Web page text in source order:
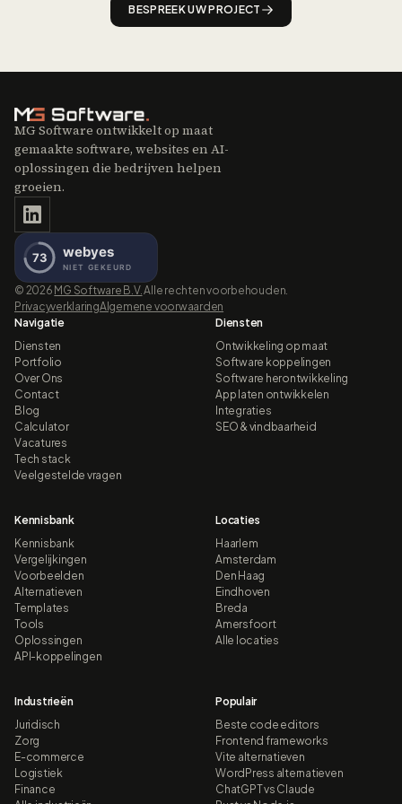
BESPREEK UW PROJECT
MG Software ontwikkelt op maat
gemaakte software, websites en AI-
oplossingen die bedrijven helpen
groeien.
© 2026 MG Software B.V. Alle rechten voorbehouden.
PrivacyverklaringAlgemene voorwaarden
Navigatie
Diensten
Portfolio
Over Ons
Contact
Blog
Calculator
Vacatures
Tech stack
Veelgestelde vragen
Diensten
Ontwikkeling op maat
Software koppelingen
Software herontwikkeling
App laten ontwikkelen
Integraties
SEO & vindbaarheid
Kennisbank
Kennisbank
Vergelijkingen
Voorbeelden
Alternatieven
Templates
Tools
Oplossingen
API-koppelingen
Locaties
Haarlem
Amsterdam
Den Haag
Eindhoven
Breda
Amersfoort
Alle locaties
Industrieën
Juridisch
Zorg
E-commerce
Logistiek
Finance
Populair
Beste code editors
Frontend frameworks
Vite alternatieven
WordPress alternatieven
ChatGPT vs Claude